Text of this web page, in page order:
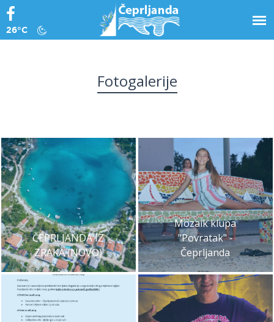
26°C
Fotogalerije
ČEPRLJANDA IZ
ZRAKA (NOVO)
Mozaik klupa
"Povratak" -
Čeprljanda